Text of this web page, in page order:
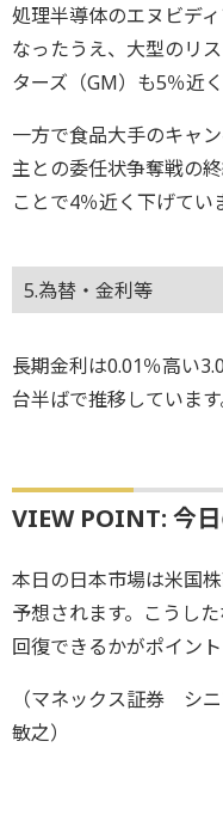
処理半導体のエヌビデ
なったうえ、大型のリ
ターズ（GM）も5％近
一方で食品大手のキャ
主との委任状争奪戦の
ことで4％近く下げてい
5.為替・金利等
長期金利は0.01％高い
台半ばで推移しています
VIEW POINT: 今
本日の日本市場は米国
予想されます。こうし
回復できるかがポイント
（マネックス証券 シ
敏之）